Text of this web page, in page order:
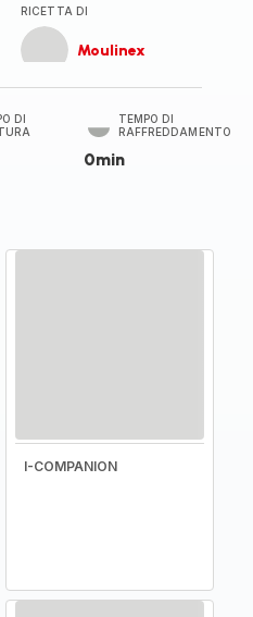
RICETTA DI
Moulinex
DI
TEMPO DI
RAFFREDDAMENTO
0min
I-COMPANION